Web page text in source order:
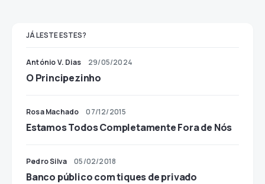
JÁ LESTE ESTES?
António V. Dias 29/05/2024
O Principezinho
Rosa Machado 07/12/2015
Estamos Todos Completamente Fora de Nós
Pedro Silva 05/02/2018
Banco público com tiques de privado